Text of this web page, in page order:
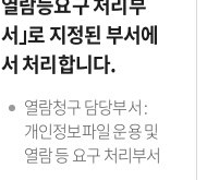
서｣로 지정된 부서에
서 처리합니다.
열람청구 담당부서 :
개인정보파일 운용 및
열람 등 요구 처리부서